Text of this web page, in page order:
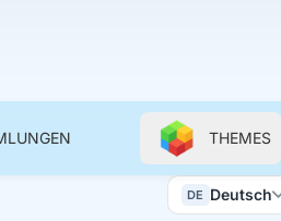
THEMES
Color Scheme
DE Deutsch